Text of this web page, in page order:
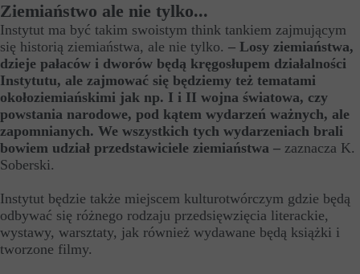
Ziemiaństwo ale nie tylko...
Instytut ma być takim swoistym think tankiem zajmującym
się historią ziemiaństwa, ale nie tylko. – Losy ziemiaństwa,
dzieje pałaców i dworów będą kręgosłupem działalności
Instytutu, ale zajmować się będziemy też tematami
okołoziemiańskimi jak np. I i II wojna światowa, czy
powstania narodowe, pod kątem wydarzeń ważnych, ale
zapomnianych. We wszystkich tych wydarzeniach brali
bowiem udział przedstawiciele ziemiaństwa – zaznacza K.
Soberski.
Instytut będzie także miejscem kulturotwórczym gdzie będą
odbywać się różnego rodzaju przedsięwzięcia literackie,
wystawy, warsztaty, jak również wydawane będą książki i
tworzone filmy.